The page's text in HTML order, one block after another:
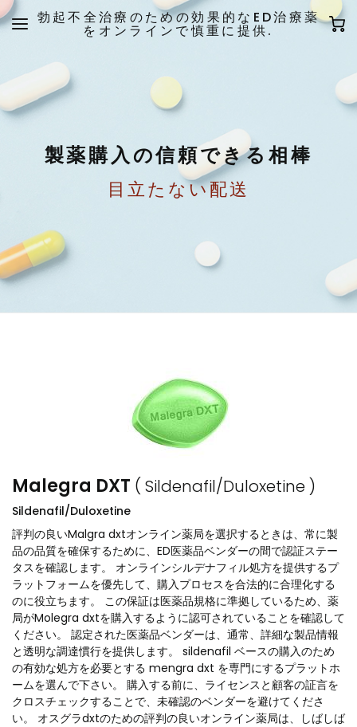
勃起不全治療のための効果的なED治療薬
をオンラインで慎重に提供.
製薬購入の信頼できる相棒
目立たない配送
Malegra DXT ( Sildenafil/Duloxetine )
Sildenafil/Duloxetine
評判の良いMalgra dxtオンライン薬局を選択するときは、常に製
品の品質を確保するために、ED医薬品ベンダーの間で認証ステー
タスを確認します。 オンラインシルデナフィル処方を提供するプ
ラットフォームを優先して、購入プロセスを合法的に合理化する
のに役立ちます。 この保証は医薬品規格に準拠しているため、薬
局がMolegra dxtを購入するように認可されていることを確認して
ください。 認定された医薬品ベンダーは、通常、詳細な製品情報
と透明な調達慣行を提供します。 sildenafil ベースの購入のため
の有効な処方を必要とする mengra dxt を専門にするプラットホ
ームを選んで下さい。 購入する前に、ライセンスと顧客の証言を
クロスチェックすることで、未確認のベンダーを避けてくださ
い。 オスグラdxtのための評判の良いオンライン薬局は、しばしば